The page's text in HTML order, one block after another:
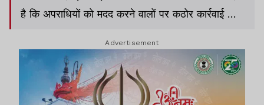
है कि अपराधियों को मदद करने वालों पर कठोर कार्रवाई की
पुलिसकर्मियों के मनोबल पर बुरा प्रभाव डालेगा.
Advertisement